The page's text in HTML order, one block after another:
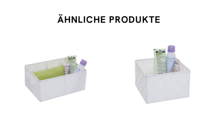
ÄHNLICHE PRODUKTE